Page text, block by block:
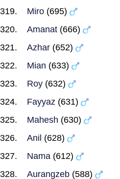
Miro (695)
Amanat (666)
Azhar (652)
Mian (633)
Roy (632)
Fayyaz (631)
Mahesh (630)
Anil (628)
Nama (612)
Aurangzeb (588)